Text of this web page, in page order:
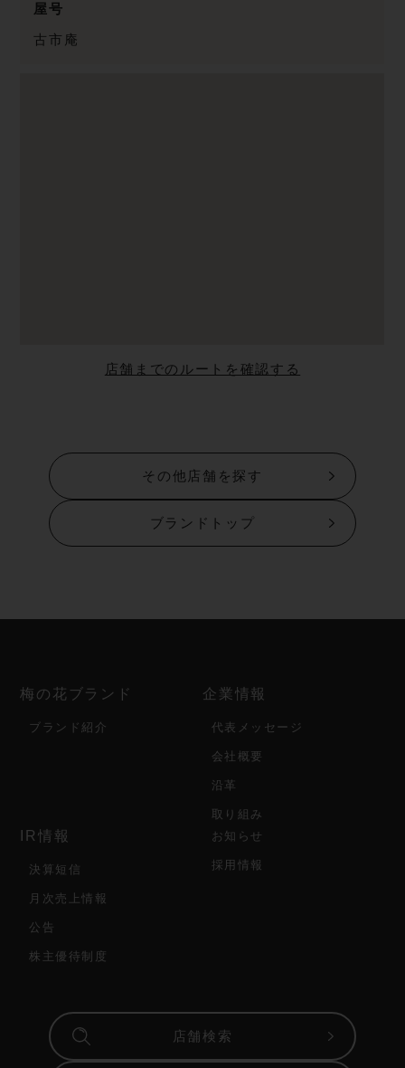
屋号
古市庵
店舗までのルートを確認する
その他店舗を探す
ブランドトップ
梅の花ブランド
ブランド紹介
企業情報
代表メッセージ
会社概要
沿革
取り組み
IR情報
決算短信
月次売上情報
公告
株主優待制度
お知らせ
採用情報
店舗検索